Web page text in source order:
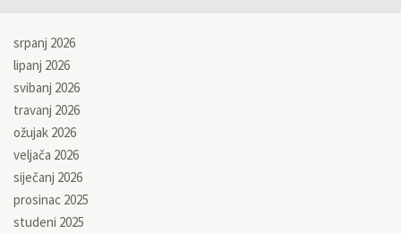
srpanj 2026
lipanj 2026
svibanj 2026
travanj 2026
ožujak 2026
veljača 2026
siječanj 2026
prosinac 2025
studeni 2025